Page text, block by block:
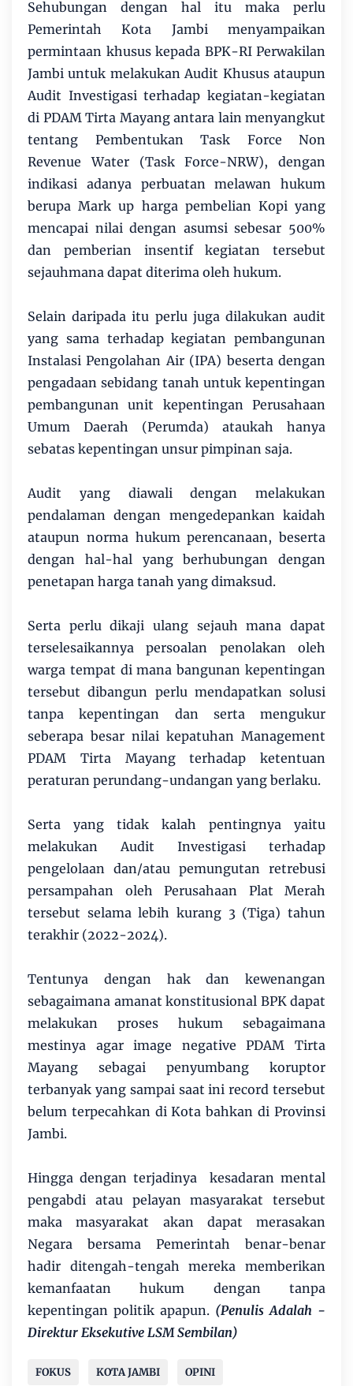
Sehubungan dengan hal itu maka perlu
Pemerintah Kota Jambi menyampaikan
permintaan khusus kepada BPK-RI Perwakilan
Jambi untuk melakukan Audit Khusus ataupun
Audit Investigasi terhadap kegiatan-kegiatan
di PDAM Tirta Mayang antara lain menyangkut
tentang Pembentukan Task Force Non
Revenue Water (Task Force-NRW), dengan
indikasi adanya perbuatan melawan hukum
berupa Mark up harga pembelian Kopi yang
mencapai nilai dengan asumsi sebesar 500%
dan pemberian insentif kegiatan tersebut
sejauhmana dapat diterima oleh hukum.
Selain daripada itu perlu juga dilakukan audit
yang sama terhadap kegiatan pembangunan
Instalasi Pengolahan Air (IPA) beserta dengan
pengadaan sebidang tanah untuk kepentingan
pembangunan unit kepentingan Perusahaan
Umum Daerah (Perumda) ataukah hanya
sebatas kepentingan unsur pimpinan saja.
Audit yang diawali dengan melakukan
pendalaman dengan mengedepankan kaidah
ataupun norma hukum perencanaan, beserta
dengan hal-hal yang berhubungan dengan
penetapan harga tanah yang dimaksud.
Serta perlu dikaji ulang sejauh mana dapat
terselesaikannya persoalan penolakan oleh
warga tempat di mana bangunan kepentingan
tersebut dibangun perlu mendapatkan solusi
tanpa kepentingan dan serta mengukur
seberapa besar nilai kepatuhan Management
PDAM Tirta Mayang terhadap ketentuan
peraturan perundang-undangan yang berlaku.
Serta yang tidak kalah pentingnya yaitu
melakukan Audit Investigasi terhadap
pengelolaan dan/atau pemungutan retrebusi
persampahan oleh Perusahaan Plat Merah
tersebut selama lebih kurang 3 (Tiga) tahun
terakhir (2022-2024).
Tentunya dengan hak dan kewenangan
sebagaimana amanat konstitusional BPK dapat
melakukan proses hukum sebagaimana
mestinya agar image negative PDAM Tirta
Mayang sebagai penyumbang koruptor
terbanyak yang sampai saat ini record tersebut
belum terpecahkan di Kota bahkan di Provinsi
Jambi.
Hingga dengan terjadinya kesadaran mental
pengabdi atau pelayan masyarakat tersebut
maka masyarakat akan dapat merasakan
Negara bersama Pemerintah benar-benar
hadir ditengah-tengah mereka memberikan
kemanfaatan hukum dengan tanpa
kepentingan politik apapun. (Penulis Adalah -
Direktur Eksekutive LSM Sembilan)
FOKUS KOTA JAMBI OPINI